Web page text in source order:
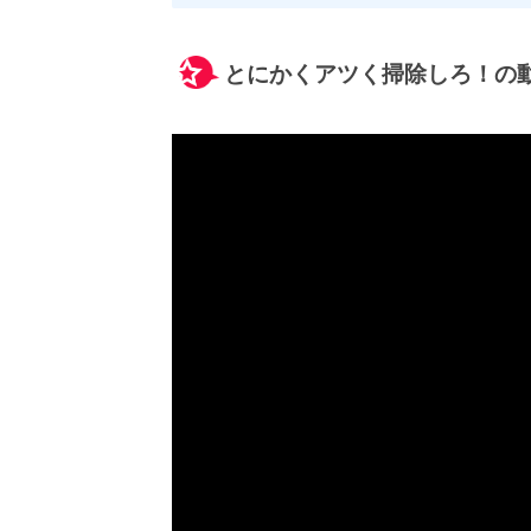
とにかくアツく掃除しろ！の